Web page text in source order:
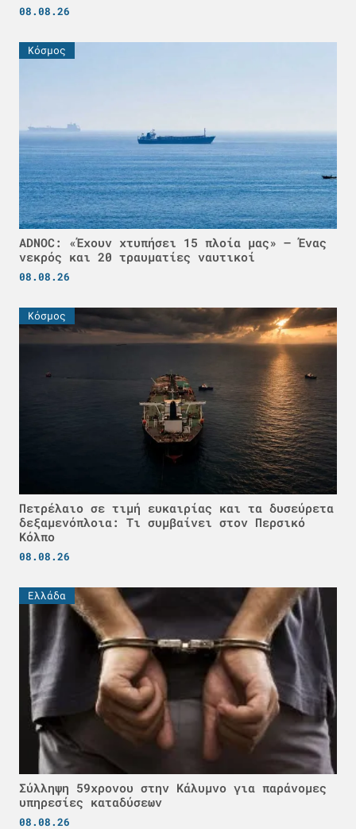
08.08.26
Κόσμος
ADNOC: «Έχουν χτυπήσει 15 πλοία μας» – Ένας
νεκρός και 20 τραυματίες ναυτικοί
08.08.26
Κόσμος
Πετρέλαιο σε τιμή ευκαιρίας και τα δυσεύρετα
δεξαμενόπλοια: Τι συμβαίνει στον Περσικό
Κόλπο
08.08.26
Ελλάδα
Σύλληψη 59χρονου στην Κάλυμνο για παράνομες
υπηρεσίες καταδύσεων
08.08.26